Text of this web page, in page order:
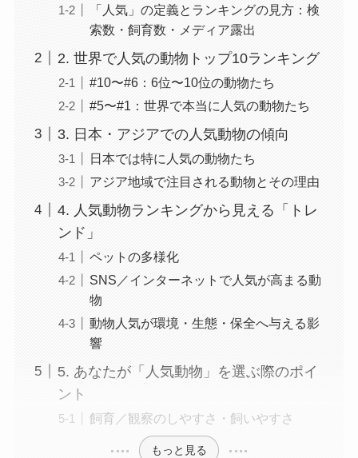
「人気」の定義とランキングの見方：検
索数・飼育数・メディア露出
2. 世界で人気の動物トップ10ランキング
#10〜#6：6位〜10位の動物たち
#5〜#1：世界で本当に人気の動物たち
3. 日本・アジアでの人気動物の傾向
日本では特に人気の動物たち
アジア地域で注目される動物とその理由
4. 人気動物ランキングから見える「トレ
ンド」
ペットの多様化
SNS／インターネットで人気が高まる動
物
動物人気が環境・生態・保全へ与える影
響
5. あなたが「人気動物」を選ぶ際のポイ
ント
飼育／観察のしやすさ・飼いやすさ
もっと見る